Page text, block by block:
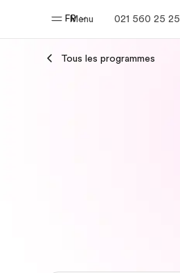
Menu
FR 021 560 25 25
Tous les programmes